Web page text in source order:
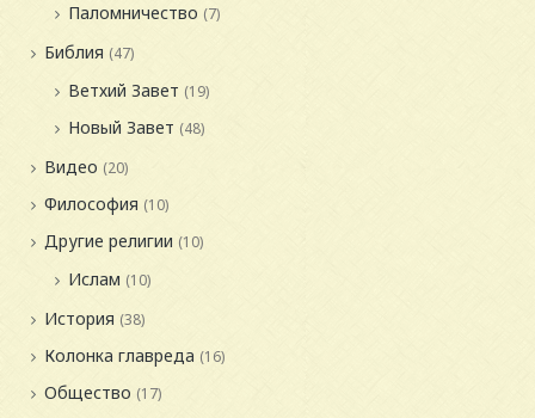
Паломничество (7)
Библия (47)
Ветхий Завет (19)
Новый Завет (48)
Видео (20)
Философия (10)
Другие религии (10)
Ислам (10)
История (38)
Колонка главреда (16)
Общество (17)